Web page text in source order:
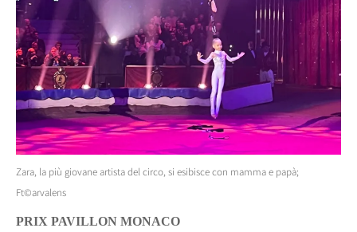
Zara, la più giovane artista del circo, si esibisce con mamma e papà;
Ft©arvalens
PRIX PAVILLON MONACO